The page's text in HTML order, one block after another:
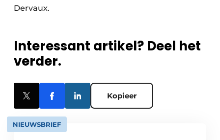
Dervaux.
Interessant artikel? Deel het
verder.
Kopieer
NIEUWSBRIEF